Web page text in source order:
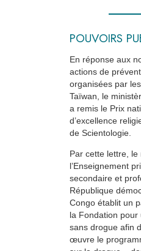
POUVOIRS
En réponse aux
actions de
organisées par
Taïwan, le
a remis le Prix
d’excellence
de Scientologie.
Par cette lettre, le
l’Enseignement
secondaire et
République
Congo établit un
la Fondation pour
sans drogue afin
œuvre le